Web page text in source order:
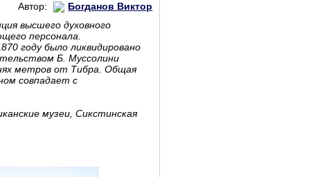
Автор:
Богданов Виктор
высшего духовного
персонала.
году было ликвидировано
Б. Муссолини
метров от Тибра. Общая
совпадает с
музеи, Сикстинская